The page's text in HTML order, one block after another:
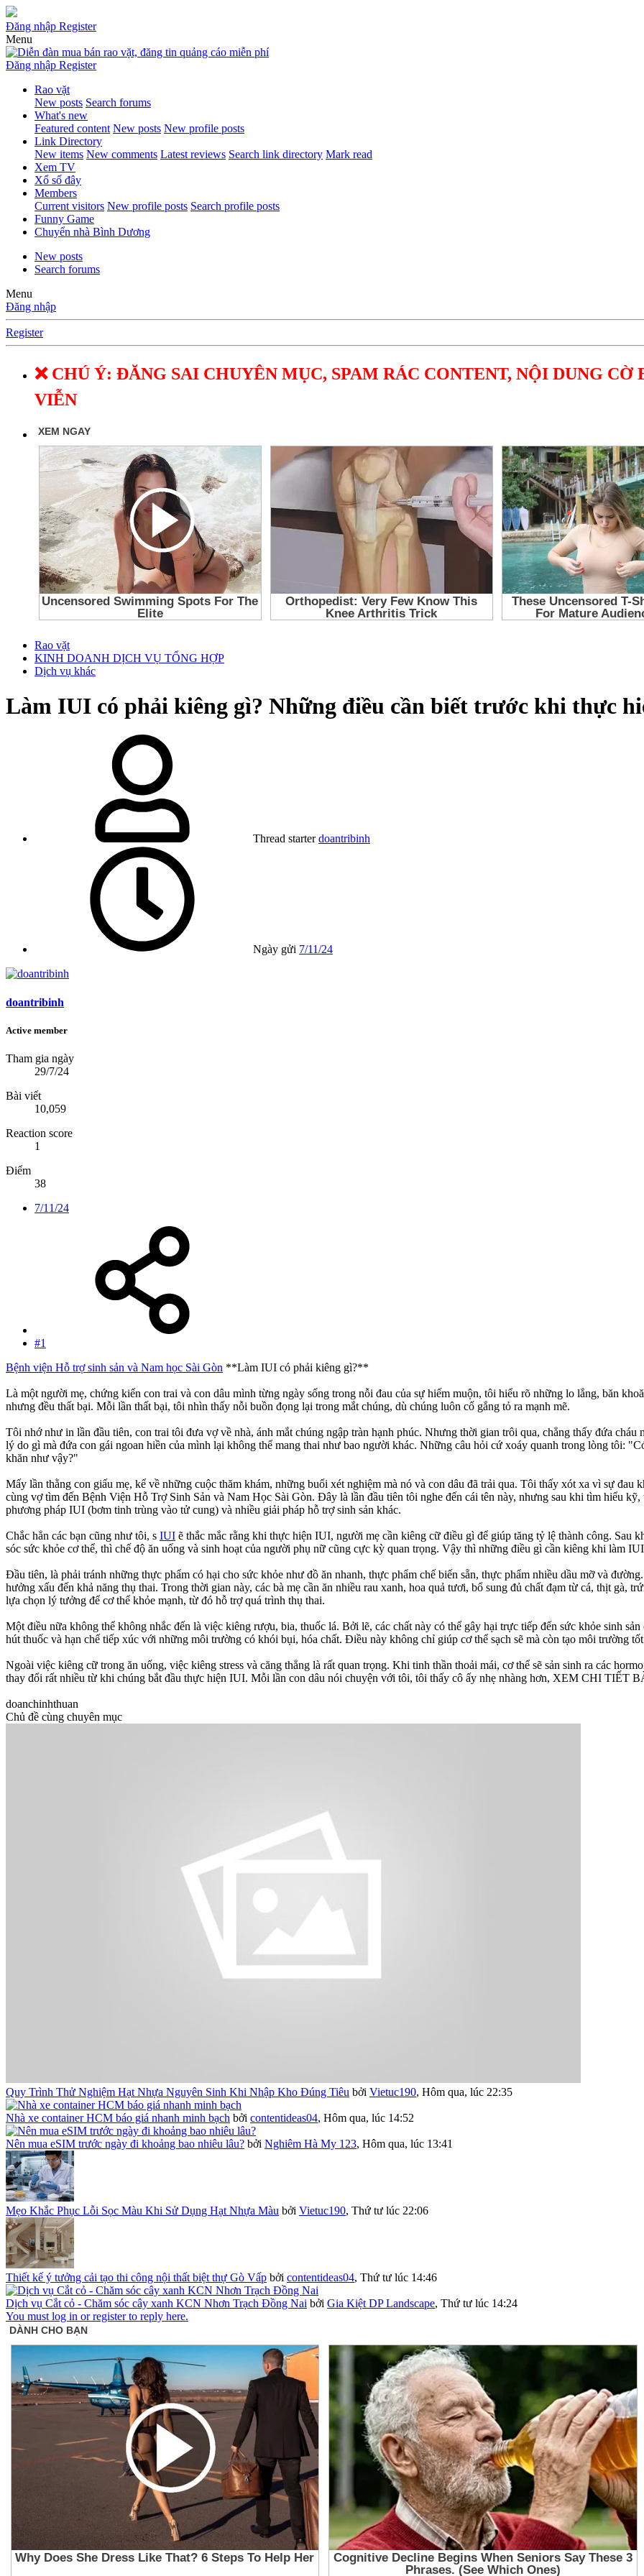
Đăng nhập Register
Menu
Đăng nhập Register
Rao vặt
New posts Search forums
What's new
Featured content New posts New profile posts
Link Directory
New items New comments Latest reviews Search link directory Mark read
Xem TV
Xổ số đây
Members
Current visitors New profile posts Search profile posts
Funny Game
Chuyển nhà Bình Dương
New posts
Search forums
Menu
Đăng nhập
Register
❌ CHÚ Ý: ĐĂNG SAI CHUYÊN MỤC, SPAM RÁC CONTENT, NỘI DUNG
VIỄN
Rao vặt
KINH DOANH DỊCH VỤ TỔNG HỢP
Dịch vụ khác
Làm IUI có phải kiêng gì? Những điều cần biết trước khi thực
Thread starter doantribinh
Ngày gửi 7/11/24
doantribinh
Active member
Tham gia ngày
29/7/24
Bài viết
10,059
Reaction score
1
Điểm
38
7/11/24
#1
Bệnh viện Hỗ trợ sinh sản và Nam học Sài Gòn **Làm IUI có phải kiêng gì?**
Là một người mẹ, chứng kiến con trai và con dâu mình từng ngày sống trong nỗi đau của sự hiếm muộn, tôi hiểu rõ những lo lắng, băn
nhưng đều thất bại. Mỗi lần thất bại, tôi nhìn thấy nỗi buồn đọng lại trong mắt chúng, dù chúng luôn cố gắng tỏ ra mạnh mẽ.
Tôi nhớ như in lần đầu tiên, con trai tôi đưa vợ về nhà, ánh mắt chúng ngập tràn hạnh phúc. Nhưng thời gian trôi qua, chẳng thấy đứa
lý do gì mà đứa con gái ngoan hiền của mình lại không thể mang thai như bao người khác. Những câu hỏi cứ xoáy quanh trong lòng tôi:
khăn như vậy?"
Mấy lần thằng con giấu mẹ, kể về những cuộc thăm khám, những buổi xét nghiệm mà nó và con dâu đã trải qua. Tôi thấy xót xa vì sự
cùng vợ tìm đến Bệnh Viện Hỗ Trợ Sinh Sản và Nam Học Sài Gòn. Đây là lần đầu tiên tôi nghe đến cái tên này, nhưng sau khi tìm hiểu
phương pháp IUI (bơm tinh trùng vào tử cung) và nhiều giải pháp hỗ trợ sinh sản khác.
Chắc hẳn các bạn cũng như tôi, s IUI ẽ thắc mắc rằng khi thực hiện IUI, người mẹ cần kiêng cữ điều gì để giúp tăng tỷ lệ thành công. Sau
sóc sức khỏe cơ thể, thì chế độ ăn uống và sinh hoạt của người phụ nữ cũng cực kỳ quan trọng. Vậy thì những điều gì cần kiêng khi làm
Đầu tiên, là phải tránh những thực phẩm có hại cho sức khỏe như đồ ăn nhanh, thực phẩm chế biến sẵn, thực phẩm nhiều dầu mỡ và
hưởng xấu đến khả năng thụ thai. Trong thời gian này, các bà mẹ cần ăn nhiều rau xanh, hoa quả tươi, bổ sung đủ chất đạm từ cá, thịt gà,
lựa chọn lý tưởng để cơ thể khỏe mạnh, từ đó hỗ trợ quá trình thụ thai.
Một điều nữa không thể không nhắc đến là việc kiêng rượu, bia, thuốc lá. Bởi lẽ, các chất này có thể gây hại trực tiếp đến sức khỏe sinh
hút thuốc và hạn chế tiếp xúc với những môi trường có khói bụi, hóa chất. Điều này không chỉ giúp cơ thể sạch sẽ mà còn tạo môi trường
Ngoài việc kiêng cữ trong ăn uống, việc kiêng stress và căng thẳng là rất quan trọng. Khi tinh thần thoải mái, cơ thể sẽ sản sinh ra các
thay đổi rất nhiều từ khi chúng bắt đầu thực hiện IUI. Mỗi lần con dâu nói chuyện với tôi, tôi thấy cô ấy nhẹ nhàng hơn, XEM CHI
doanchinhthuan
Chủ đề cùng chuyên mục
Quy Trình Thử Nghiệm Hạt Nhựa Nguyên Sinh Khi Nhập Kho Đúng Tiêu bởi Vietuc190, Hôm qua, lúc 22:35
Nhà xe container HCM báo giá nhanh minh bạch bởi contentideas04, Hôm qua, lúc 14:52
Nên mua eSIM trước ngày đi khoảng bao nhiêu lâu? bởi Nghiêm Hà My 123, Hôm qua, lúc 13:41
Mẹo Khắc Phục Lỗi Sọc Màu Khi Sử Dụng Hạt Nhựa Màu bởi Vietuc190, Thứ tư lúc 22:06
Thiết kế ý tưởng cải tạo thi công nội thất biệt thự Gò Vấp bởi contentideas04, Thứ tư lúc 14:46
Dịch vụ Cắt cỏ - Chăm sóc cây xanh KCN Nhơn Trạch Đồng Nai bởi Gia Kiệt DP Landscape, Thứ tư lúc 14:24
You must log in or register to reply here.